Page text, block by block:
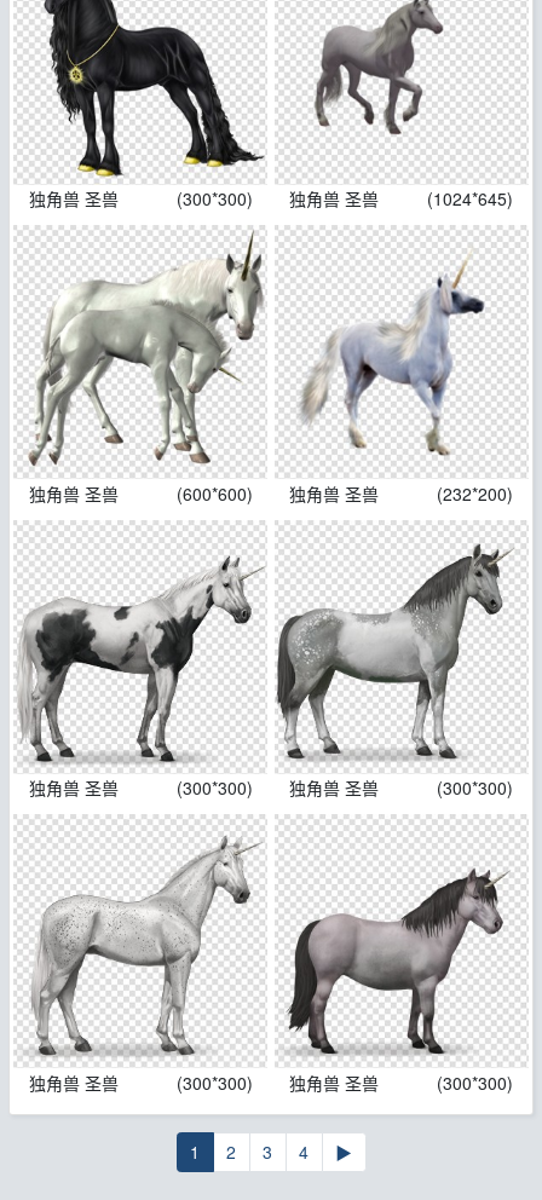
独角兽 圣兽 (300*300) 独角兽 圣兽 (1024*645)
独角兽 圣兽 (600*600) 独角兽 圣兽 (232*200)
独角兽 圣兽 (300*300) 独角兽 圣兽 (300*300)
独角兽 圣兽 (300*300) 独角兽 圣兽 (300*300)
1 2 3 4 ▶